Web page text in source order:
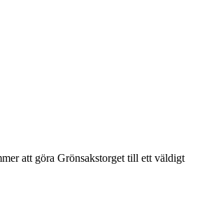
att göra Grönsakstorget till ett väldigt